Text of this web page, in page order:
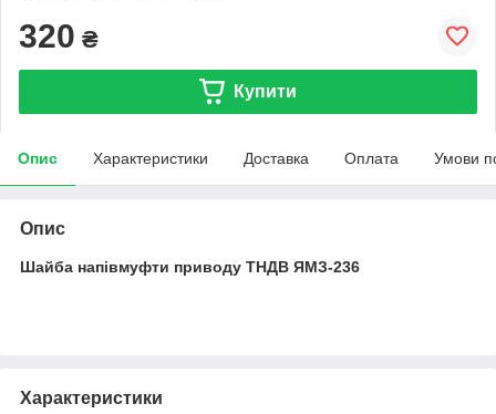
320 ₴
Купити
Опис Характеристики Доставка Оплата Умови
Опис
Шайба напівмуфти приводу ТНДВ ЯМЗ-236
Характеристики